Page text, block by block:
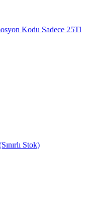
Kodu Sadece 25Tl
Stok)